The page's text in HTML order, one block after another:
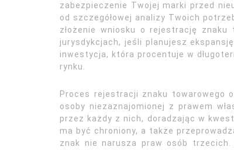
zabezpieczenie Twojej marki przed
od szczegółowej analizy Twoich
złożenie wniosku o rejestrację
jurysdykcjach, jeśli planujesz
inwestycja, która procentuje w
rynku.
Proces rejestracji znaku towarowego
osoby niezaznajomionej z prawem
przez każdy z nich, doradzając w
ma być chroniony, a także
znak nie narusza praw osób